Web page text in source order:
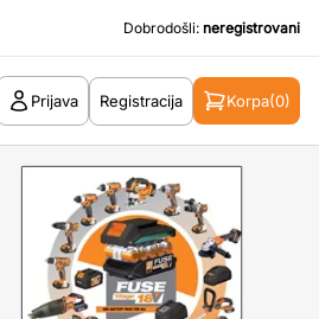
Dobrodošli: neregistrovani
Prijava Registracija Korpa(0)